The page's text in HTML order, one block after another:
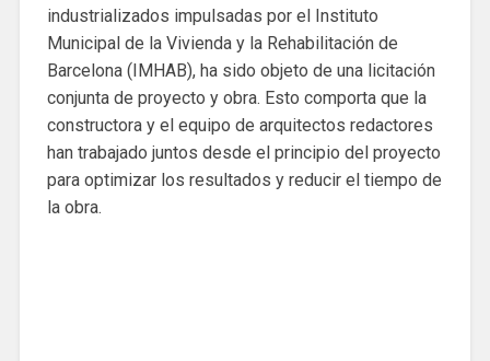
industrializados impulsadas por el Instituto
Municipal de la Vivienda y la Rehabilitación de
Barcelona (IMHAB), ha sido objeto de una licitación
conjunta de proyecto y obra. Esto comporta que la
constructora y el equipo de arquitectos redactores
han trabajado juntos desde el principio del proyecto
para optimizar los resultados y reducir el tiempo de
la obra.